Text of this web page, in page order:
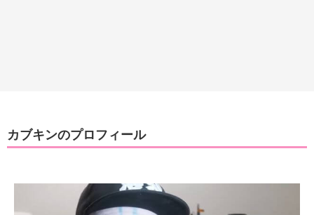
カブキンのプロフィール